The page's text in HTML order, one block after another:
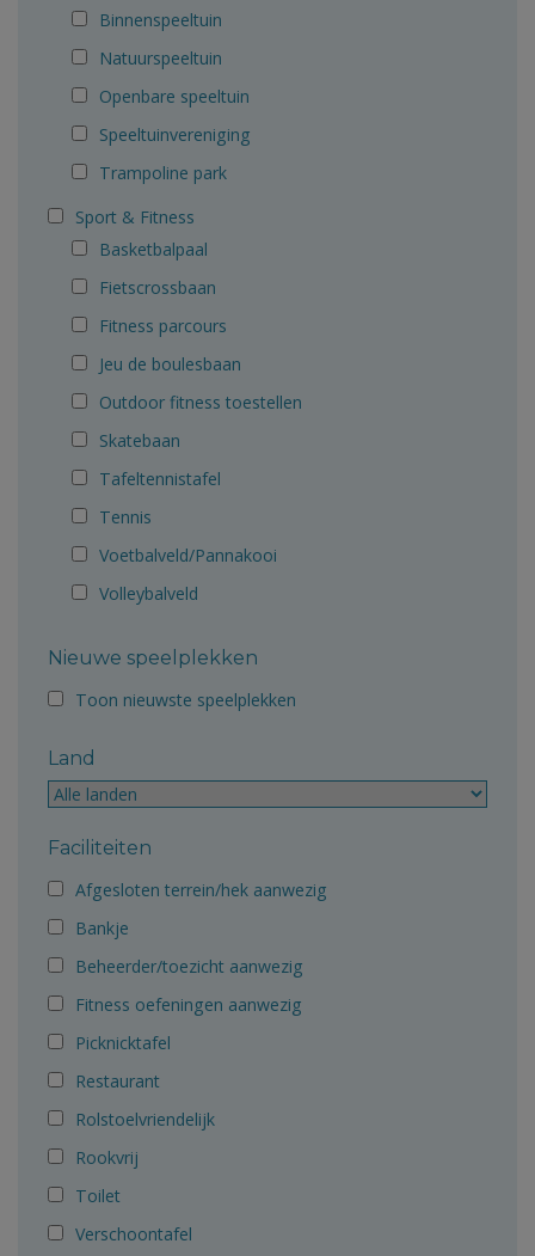
Binnenspeeltuin
Natuurspeeltuin
Openbare speeltuin
Speeltuinvereniging
Trampoline park
Sport & Fitness
Basketbalpaal
Fietscrossbaan
Fitness parcours
Jeu de boulesbaan
Outdoor fitness toestellen
Skatebaan
Tafeltennistafel
Tennis
Voetbalveld/Pannakooi
Volleybalveld
Nieuwe speelplekken
Toon nieuwste speelplekken
Land
Faciliteiten
Afgesloten terrein/hek aanwezig
Bankje
Beheerder/toezicht aanwezig
Fitness oefeningen aanwezig
Picknicktafel
Restaurant
Rolstoelvriendelijk
Rookvrij
Toilet
Verschoontafel